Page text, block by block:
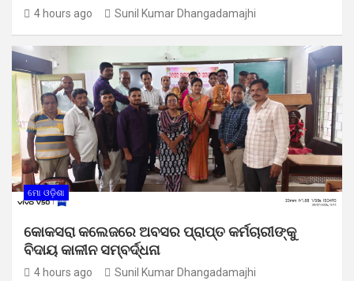
4 hours ago Sunil Kumar Dhangadamajhi
ମୋ ଓଡ଼ିଶା
କୋକସରା କଲେଜରେ ଅବସର ପ୍ରାପ୍ତ କର୍ମଚାରୀଙ୍କୁ
ବିଦାୟ କାଳୀନ ସମ୍ବର୍ଦ୍ଧନା
4 hours ago Sunil Kumar Dhangadamajhi